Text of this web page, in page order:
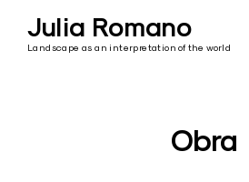
contentJulia Romano
Landscape as an interpretation of the world
Obra